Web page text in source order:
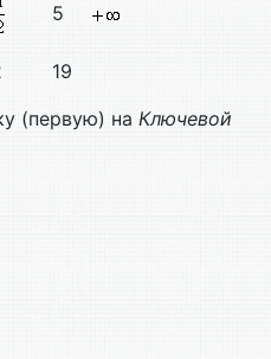
5
19
(первую) на Ключевой